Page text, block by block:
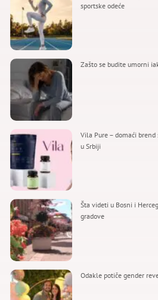
sportske odeće
Zašto se budite umorni
Vila Pure – domaći
u Srbiji
Šta videti u Bosni i
gradove
Odakle potiče gender